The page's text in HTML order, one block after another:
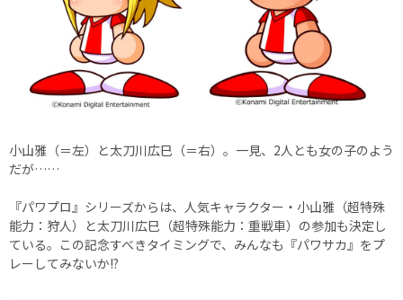
小山雅（＝左）と太刀川広巳（＝右）。一見、2人とも女の子のよう
だが……
『パワプロ』シリーズからは、人気キャラクター・小山雅（超特殊
能力：狩人）と太刀川広巳（超特殊能力：重戦車）の参加も決定し
ている。この記念すべきタイミングで、みんなも『パワサカ』をプ
レーしてみないか!?